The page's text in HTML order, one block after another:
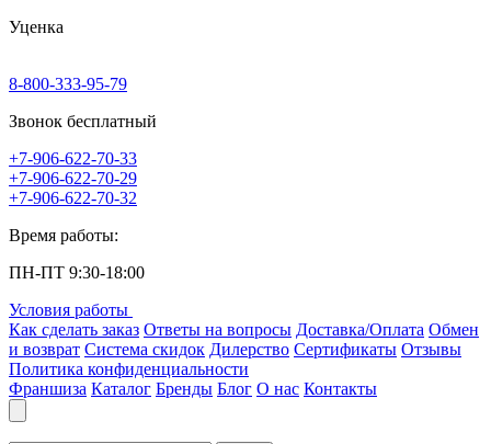
Уценка
8-800-333-95-79
Звонок бесплатный
+7-906-622-70-33
+7-906-622-70-29
+7-906-622-70-32
Время работы:
ПН-ПТ 9:30-18:00
Условия работы
Как сделать заказ Ответы на вопросы Доставка/Оплата Обмен
и возврат Система скидок Дилерство Сертификаты Отзывы
Политика конфиденциальности
Франшиза Каталог Бренды Блог О нас Контакты